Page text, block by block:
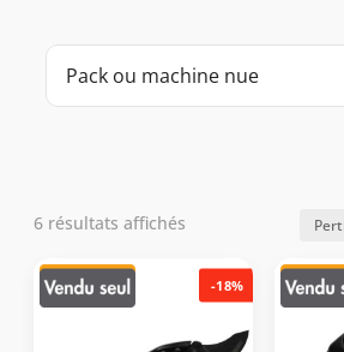
Pack ou machine nue
6 résultats affichés
-18%